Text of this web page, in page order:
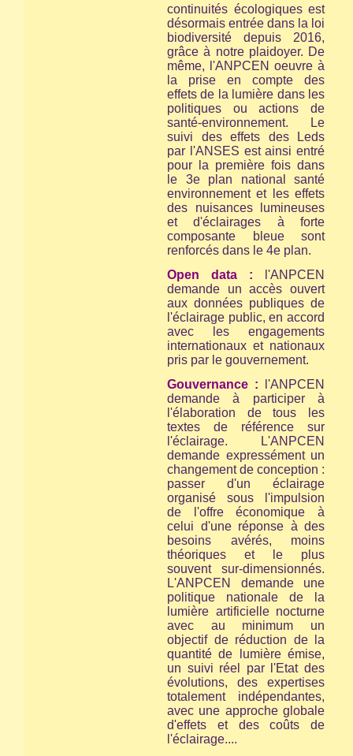
continuités écologiques est
désormais entrée dans la loi
biodiversité depuis 2016,
grâce à notre plaidoyer. De
même, l'ANPCEN oeuvre à
la prise en compte des
effets de la lumière dans les
politiques ou actions de
santé-environnement. Le
suivi des effets des Leds
par l'ANSES est ainsi entré
pour la première fois dans
le 3e plan national santé
environnement et les effets
des nuisances lumineuses
et d'éclairages à forte
composante bleue sont
renforcés dans le 4e plan.
Open data : l'ANPCEN
demande un accès ouvert
aux données publiques de
l'éclairage public, en accord
avec les engagements
internationaux et nationaux
pris par le gouvernement.
Gouvernance :
l'ANPCEN
demande à participer à
l'élaboration de tous les
textes de référence sur
l'éclairage. L'ANPCEN
demande expressément un
changement de conception :
passer d'un éclairage
organisé sous l'impulsion
de l'offre économique à
celui d'une réponse à des
besoins avérés, moins
théoriques et le plus
souvent sur-dimensionnés.
L'ANPCEN demande une
politique nationale de la
lumière artificielle nocturne
avec au minimum un
objectif de réduction de la
quantité de lumière émise,
un suivi réel par l'Etat des
évolutions, des expertises
totalement indépendantes,
avec une approche globale
d'effets et des coûts de
l'éclairage....